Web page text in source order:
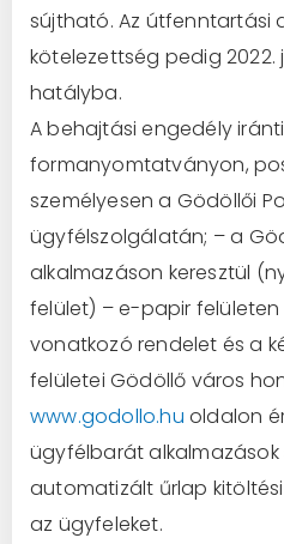
sújtható. Az útfenntartási
kötelezettség pedig 2022.
hatályba.
A behajtási engedély
formanyomtatványon,
személyesen a Gödöllői
ügyfélszolgálatán; – a
alkalmazáson keresztül
felület) – e-papir felületen
vonatkozó rendelet és a
felületei Gödöllő város
www.godollo.hu oldalon
ügyfélbarát alkalmazások
automatizált űrlap
az ügyfeleket.